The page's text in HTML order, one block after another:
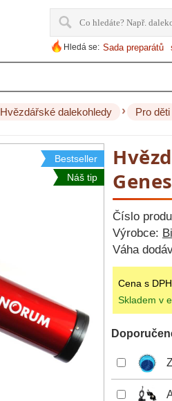
Hledá se: Sada preparátů
Hvězdářské dalekohledy › Pro děti
Bestseller
Náš tip
Číslo
Výrobce:
Váha
Cena s
Skladem v